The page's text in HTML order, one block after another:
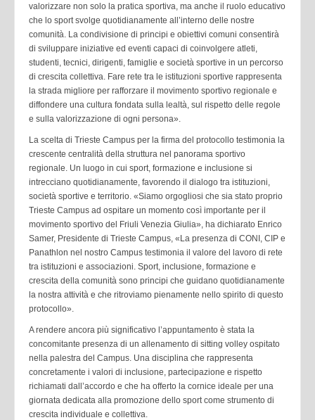
valorizzare non solo la pratica sportiva, ma anche il ruolo educativo
che lo sport svolge quotidianamente all’interno delle nostre
comunità. La condivisione di principi e obiettivi comuni consentirà
di sviluppare iniziative ed eventi capaci di coinvolgere atleti,
studenti, tecnici, dirigenti, famiglie e società sportive in un percorso
di crescita collettiva. Fare rete tra le istituzioni sportive rappresenta
la strada migliore per rafforzare il movimento sportivo regionale e
diffondere una cultura fondata sulla lealtà, sul rispetto delle regole
e sulla valorizzazione di ogni persona».
La scelta di Trieste Campus per la firma del protocollo testimonia la
crescente centralità della struttura nel panorama sportivo
regionale. Un luogo in cui sport, formazione e inclusione si
intrecciano quotidianamente, favorendo il dialogo tra istituzioni,
società sportive e territorio. «Siamo orgogliosi che sia stato proprio
Trieste Campus ad ospitare un momento così importante per il
movimento sportivo del Friuli Venezia Giulia», ha dichiarato Enrico
Samer, Presidente di Trieste Campus, «La presenza di CONI, CIP e
Panathlon nel nostro Campus testimonia il valore del lavoro di rete
tra istituzioni e associazioni. Sport, inclusione, formazione e
crescita della comunità sono principi che guidano quotidianamente
la nostra attività e che ritroviamo pienamente nello spirito di questo
protocollo».
A rendere ancora più significativo l’appuntamento è stata la
concomitante presenza di un allenamento di sitting volley ospitato
nella palestra del Campus. Una disciplina che rappresenta
concretamente i valori di inclusione, partecipazione e rispetto
richiamati dall’accordo e che ha offerto la cornice ideale per una
giornata dedicata alla promozione dello sport come strumento di
crescita individuale e collettiva.